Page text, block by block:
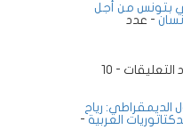
بتونس من أجل
- عدد
- 10
الديمقراطي: رياح
العربية -